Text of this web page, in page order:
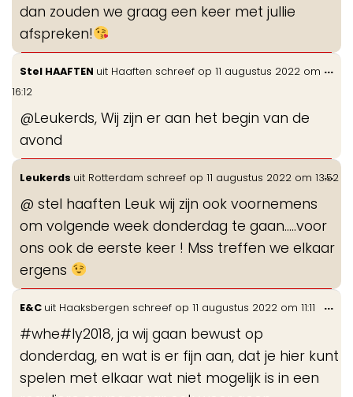
dan zouden we graag een keer met jullie
afspreken!
Stel HAAFTEN uit Haaften schreef op 11 augustus 2022 om
16:12
@Leukerds, Wij zijn er aan het begin van de
avond
...
Leukerds uit Rotterdam schreef op 11 augustus 2022 om 13:52
@ stel haaften Leuk wij zijn ook voornemens
om volgende week donderdag te gaan…..voor
ons ook de eerste keer ! Mss treffen we elkaar
ergens
...
E&C uit Haaksbergen schreef op 11 augustus 2022 om 11:11
#whe#ly2018, ja wij gaan bewust op
donderdag, en wat is er fijn aan, dat je hier kunt
spelen met elkaar wat niet mogelijk is in een
...